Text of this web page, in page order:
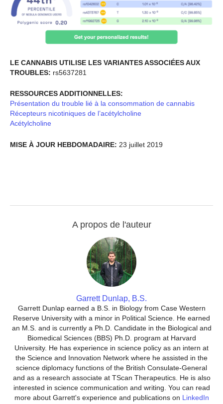
LE CANNABIS UTILISE LES VARIANTES ASSOCIÉES AUX
TROUBLES: rs5637281
RESSOURCES ADDITIONNELLES:
Présentation du trouble lié à la consommation de cannabis
Récepteurs nicotiniques de l’acétylcholine
Acétylcholine
MISE À JOUR HEBDOMADAIRE: 23 juillet 2019
A propos de l'auteur
Garrett Dunlap, B.S.
Garrett Dunlap earned a B.S. in Biology from Case Western
Reserve University with a minor in Political Science. He earned
an M.S. and is currently a Ph.D. Candidate in the Biological and
Biomedical Sciences (BBS) Ph.D. program at Harvard
University. He has experience in science policy as an intern at
the Science and Innovation Network where he assisted in the
science diplomacy functions of the British Consulate-General
and as a research associate at TScan Therapeutics. He is also
interested in science communication and writing. You can read
more about Garrett's experience and publications on LinkedIn